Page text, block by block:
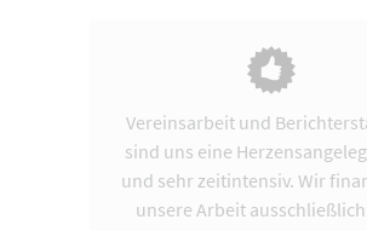
Vereinsarbeit und
sind uns eine
und sehr zeitintensiv. Wir
unsere Arbeit